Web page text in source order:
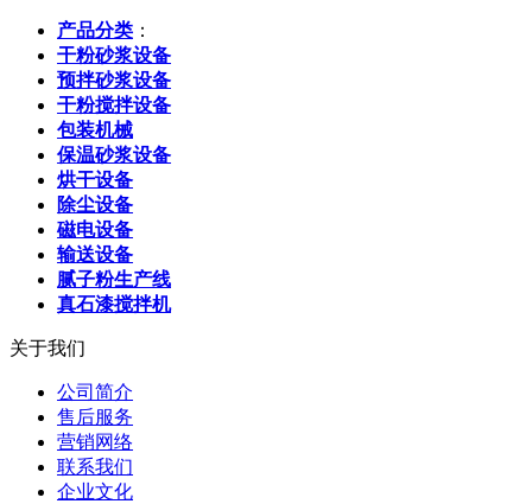
产品分类 ：
干粉砂浆设备
预拌砂浆设备
干粉搅拌设备
包装机械
保温砂浆设备
烘干设备
除尘设备
磁电设备
输送设备
腻子粉生产线
真石漆搅拌机
关于我们
公司简介
售后服务
营销网络
联系我们
企业文化